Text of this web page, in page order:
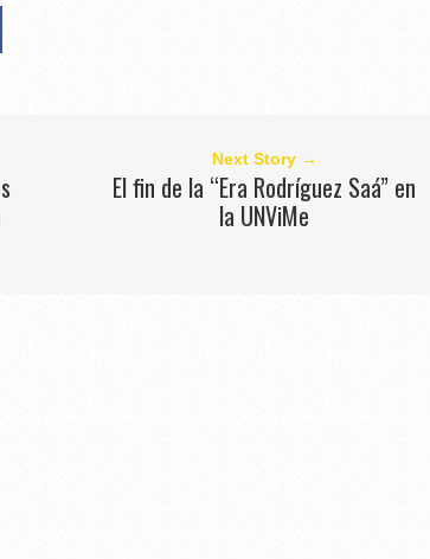
Next Story →
El fin de la “Era Rodríguez Saá” en
la UNViMe